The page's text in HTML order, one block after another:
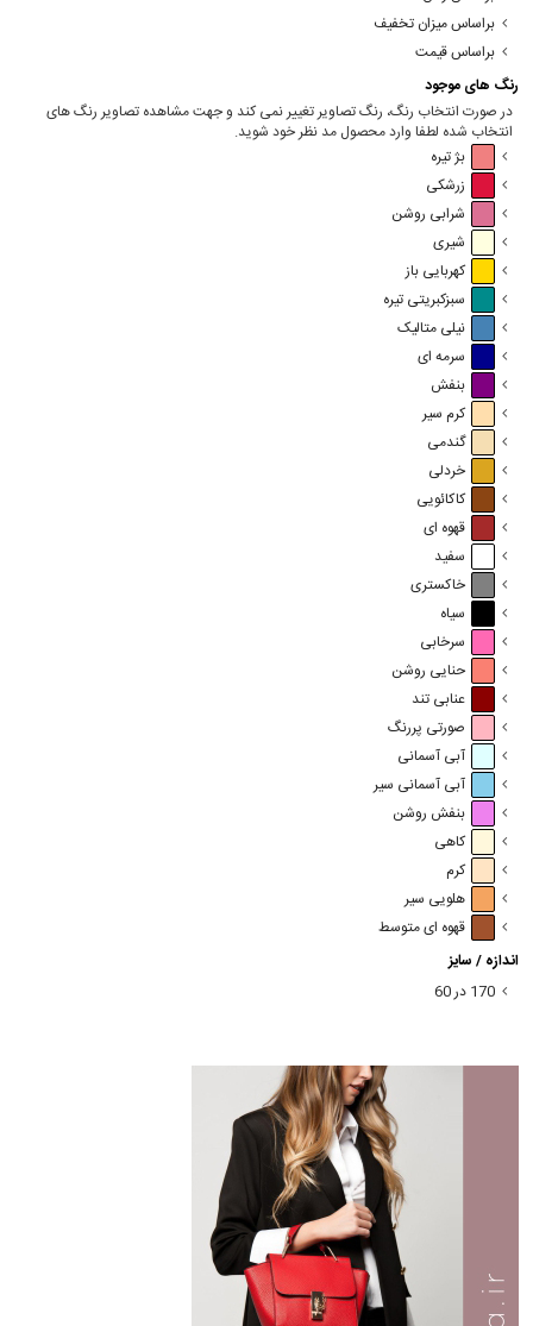
براساس میزان تخفیف
براساس قیمت
رنگ های موجود
در صورت انتخاب رنگ، رنگ تصاویر تغییر نمی کند و جهت مشاهده تصاویر رنگ های
انتخاب شده لطفا وارد محصول مد نظر خود شوید.
بژ تیره
زرشکی
شرابی روشن
شیری
کهربایی باز
سبزکبریتی تیره
نیلی متالیک
سرمه ای
بنفش
کرم سیر
گندمی
خردلی
کاکائویی
قهوه ای
سفید
خاکستری
سیاه
سرخابی
حنایی روشن
عنابی تند
صورتی پررنگ
آبی آسمانی
آبی آسمانی سیر
بنفش روشن
کاهی
کرم
هلویی سیر
قهوه ای متوسط
اندازه / سایز
170 در 60